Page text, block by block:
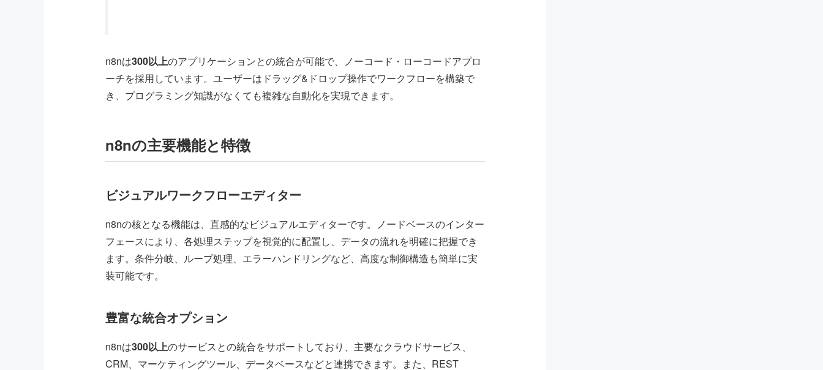
n8nは300以上のアプリケーションとの統合が可能で、ノーコード・ローコードアプロ
ーチを採用しています。ユーザーはドラッグ&ドロップ操作でワークフローを構築で
き、プログラミング知識がなくても複雑な自動化を実現できます。
n8nの主要機能と特徴
ビジュアルワークフローエディター
n8nの核となる機能は、直感的なビジュアルエディターです。ノードベースのインター
フェースにより、各処理ステップを視覚的に配置し、データの流れを明確に把握でき
ます。条件分岐、ループ処理、エラーハンドリングなど、高度な制御構造も簡単に実
装可能です。
豊富な統合オプション
n8nは300以上のサービスとの統合をサポートしており、主要なクラウドサービス、
CRM、マーケティングツール、データベースなどと連携できます。また、REST